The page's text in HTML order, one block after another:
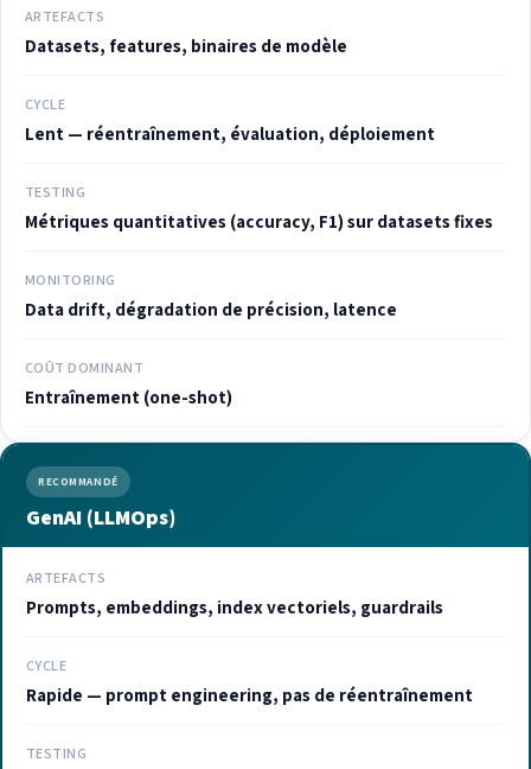
ARTEFACTS
Datasets, features, binaires de modèle
CYCLE
Lent — réentraînement, évaluation, déploiement
TESTING
Métriques quantitatives (accuracy, F1) sur datasets fixes
MONITORING
Data drift, dégradation de précision, latence
COÛT DOMINANT
Entraînement (one-shot)
RECOMMANDÉ
GenAI (LLMOps)
ARTEFACTS
Prompts, embeddings, index vectoriels, guardrails
CYCLE
Rapide — prompt engineering, pas de réentraînement
TESTING